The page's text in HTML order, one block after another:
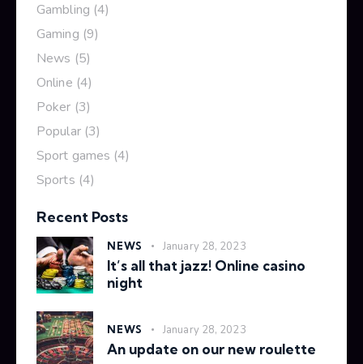
Gambling (4)
Gaming (9)
News (5)
Online (4)
Poker (3)
Popular(3)
Sport games (4)
Sports (4)
Recent Posts
NEWS January 28, 2023
It’s all that jazz! Online casino
night
NEWS January 28, 2023
An update on our new roulette